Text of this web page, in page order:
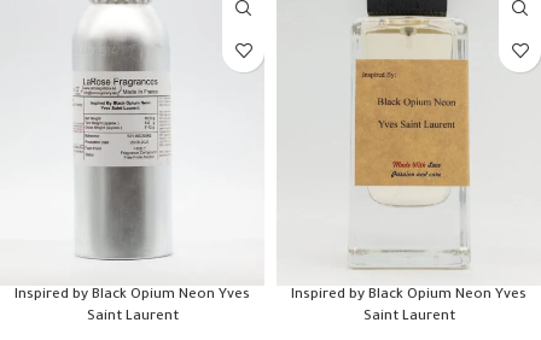
Inspired by Black Opium Neon Yves
Saint Laurent
Inspired by Black Opium Neon Yves
Saint Laurent